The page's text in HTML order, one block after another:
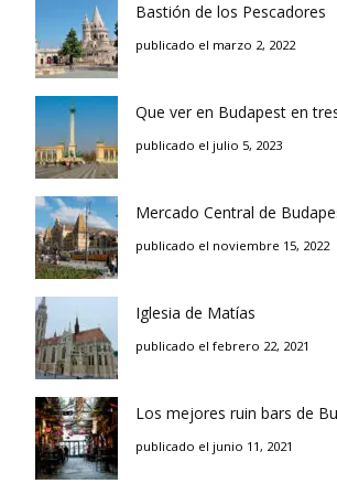
Bastión de los Pescadores
publicado el marzo 2, 2022
Que ver en Budapest en
publicado el julio 5, 2023
Mercado Central de
publicado el noviembre 15, 2022
Iglesia de Matías
publicado el febrero 22, 2021
Los mejores ruin bars de
publicado el junio 11, 2021